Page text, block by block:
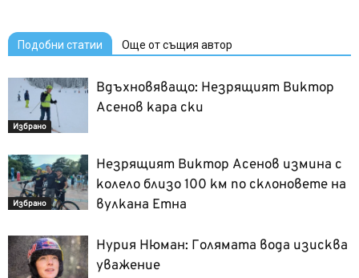
Подобни статии Още от същия автор
Избрано
Вдъхновяващо: Незрящият Виктор
Асенов кара ски
Избрано
Незрящият Виктор Асенов измина с
колело близо 100 км по склоновете на
вулкана Етна
Нурия Нюман: Голямата вода изисква
уважение